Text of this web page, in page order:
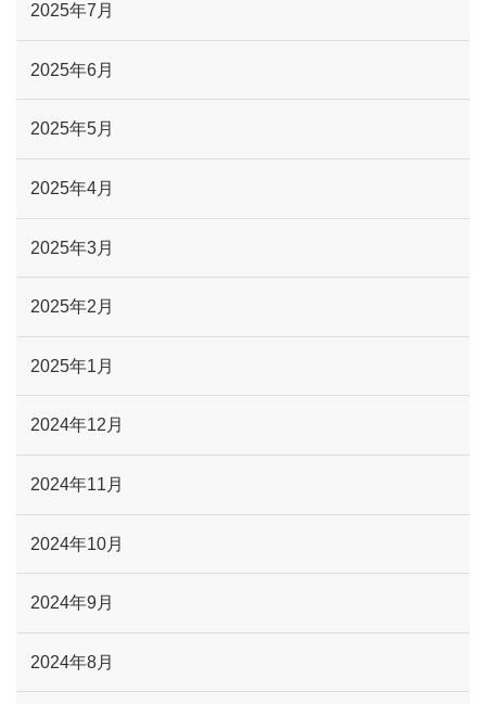
2025年7月
2025年6月
2025年5月
2025年4月
2025年3月
2025年2月
2025年1月
2024年12月
2024年11月
2024年10月
2024年9月
2024年8月